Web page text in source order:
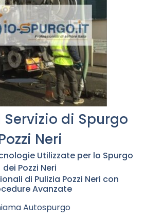
Servizio di Spurgo
Neri
Utilizzate per lo Spurgo
dei Pozzi Neri
di Pulizia Pozzi Neri con
Avanzate
Autospurgo